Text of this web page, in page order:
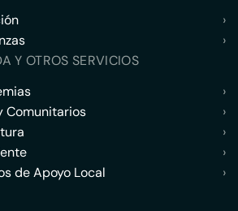
›
›
Y OTROS SERVICIOS
›
Comunitarios
›
›
›
de Apoyo Local
›